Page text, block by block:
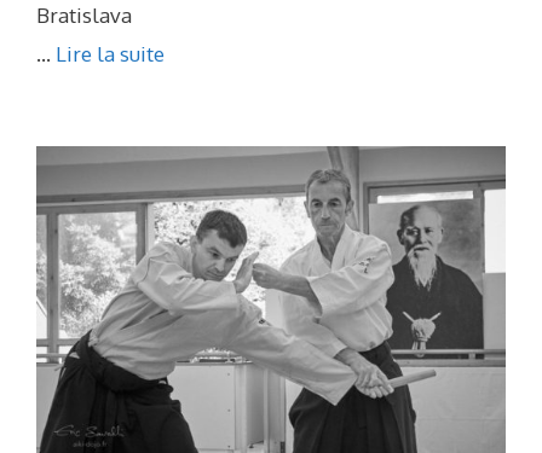
Bratislava
... Lire la suite